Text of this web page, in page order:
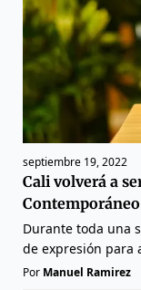
septiembre 19, 2022
Cali volverá a
Contemporáneo
Durante toda una
de expresión para
Por Manuel Ramirez